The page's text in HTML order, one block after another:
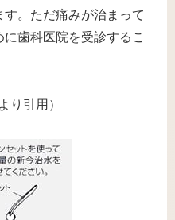
。ただ痛みが治まって
歯科医院を受診するこ
り引用）